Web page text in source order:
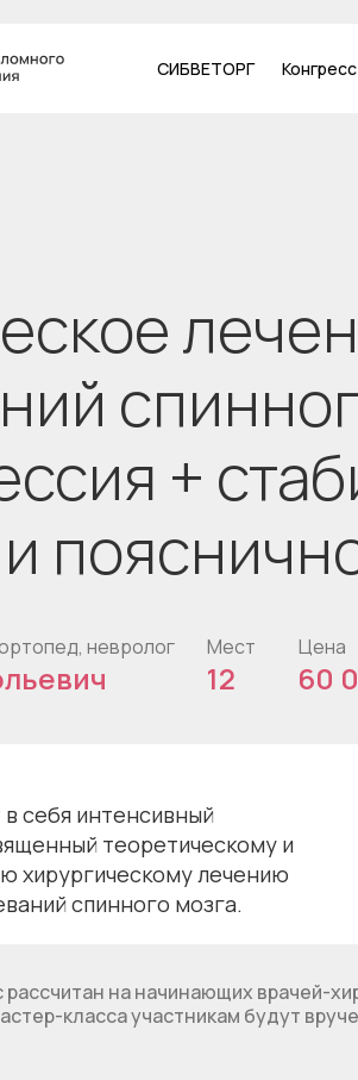
СИБВЕТОРГ
+
себя интенсивный
теоретическому и
хирургическому лечению
спинного мозга.
невролог
12
Мест
60
Цена
на начинающих врачей-
класса участникам будут